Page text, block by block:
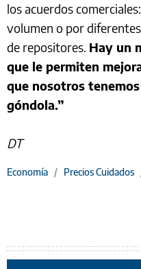
los acuerdos
volumen o por
de repositores. Hay un
que le permiten
que nosotros
góndola.”
DT
Economía / Precios Cuidados